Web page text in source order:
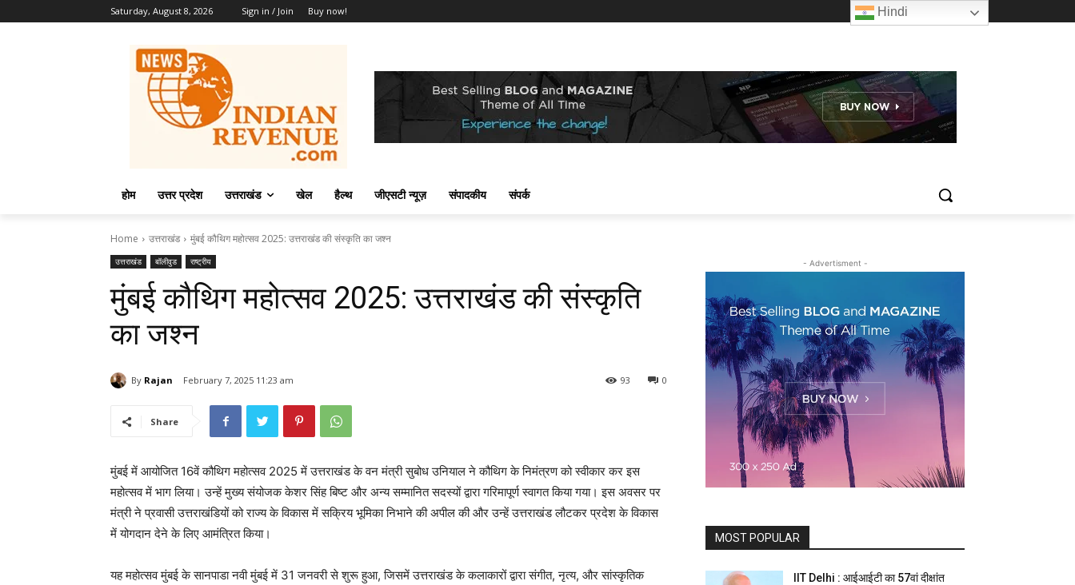
Saturday, August 8, 2026 Sign in / Join Buy now!
होम उत्तर प्रदेश उत्तराखंड खेल हैल्थ जीएसटी न्यूज़ संपादकीय संपर्क
Home उत्तराखंड मुंबई कौथिग महोत्सव 2025: उत्तराखंड की संस्कृति का जश्न
उत्तराखंड बॉलीवुड राष्ट्रीय
मुंबई कौथिग महोत्सव 2025: उत्तराखंड की संस्कृति
का जश्न
By Rajan February 7, 2025 11:23 am 0
93
Share
मुंबई में आयोजित 16वें कौथिग महोत्सव 2025 में उत्तराखंड के वन मंत्री सुबोध उनियाल ने कौथिग के निमंत्रण को स्वीकार कर इस
महोत्सव में भाग लिया। उन्हें मुख्य संयोजक केशर सिंह बिष्ट और अन्य सम्मानित सदस्यों द्वारा गरिमापूर्ण स्वागत किया गया। इस अवसर पर
मंत्री ने प्रवासी उत्तराखंडियों को राज्य के विकास में सक्रिय भूमिका निभाने की अपील की और उन्हें उत्तराखंड लौटकर प्रदेश के विकास
में योगदान देने के लिए आमंत्रित किया।
यह महोत्सव मुंबई के सानपाडा नवी मुंबई में 31 जनवरी से शुरू हुआ, जिसमें उत्तराखंड के कलाकारों द्वारा संगीत, नृत्य, और सांस्कृतिक
- Advertisment -
MOST POPULAR
IIT Delhi : आईआईटी का 57वां दीक्षांत
Hindi